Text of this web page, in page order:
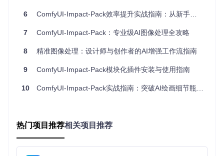
图：智能五官精修系统工作界面，展示原始图像（下）与优化
这一核心功能突破了传统选区工具的精度限制，通过AI辅助的
蒙版生成技术，实现对图像任意区域的精准控制。用户可以通
过简单的参数调节，实现局部重绘、背景替换等专业级操作。
图像拼图大师：分块语义分割技术
6 ComfyUI-Impact-Pack效率提升实战指南：从新手到专家的专业级图像处理解决方案
7 ComfyUI-Impact-Pack：专业级AI图像处理全攻略
8 精准图像处理：设计师与创作者的AI增强工作流指南
9 ComfyUI-Impact-Pack模块化插件安装与使用指南
10 ComfyUI-Impact-Pack实战指南：突破AI绘画细节瓶颈的专业工具包
热门项目推荐相关项目推荐